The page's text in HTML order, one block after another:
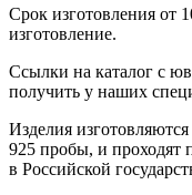
Срок изготовления от
изготовление.
Ссылки на каталог с
получить у наших
Изделия
925 пробы, и проходят
в Российской